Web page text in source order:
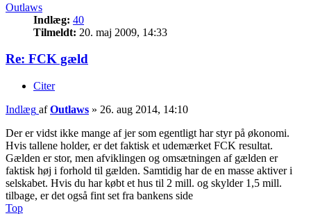
Outlaws
Indlæg: 40
Tilmeldt: 20. maj 2009, 14:33
Re: FCK gæld
Citer
Indlæg afOutlaws » 26. aug 2014, 14:10
Der er vidst ikke mange af jer som egentligt har styr på økonomi.
Hvis tallene holder, er det faktisk et udemærket FCK resultat.
Gælden er stor, men afviklingen og omsætningen af gælden er
faktisk høj i forhold til gælden. Samtidig har de en masse aktiver i
selskabet. Hvis du har købt et hus til 2 mill. og skylder 1,5 mill.
tilbage, er det også fint set fra bankens side
Top